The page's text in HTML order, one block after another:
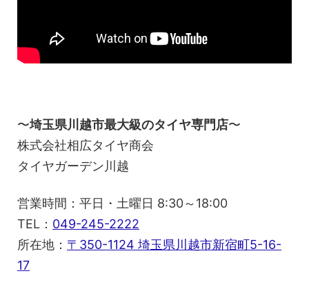
〜埼玉県川越市最大級のタイヤ専門店〜
株式会社相広タイヤ商会
タイヤガーデン川越
営業時間：平日・土曜日 8:30～18:00
TEL： 049-245-2222
所在地： 〒350-1124 埼玉県川越市新宿町5-16-
17